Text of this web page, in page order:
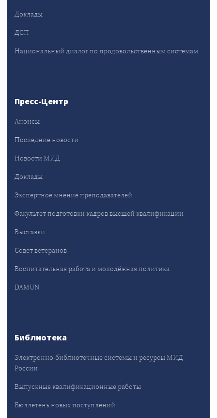
Доклады
ДСП
Национальный диалог по продовольственным системам
Пресс-Центр
Анонсы
Последние новости
Новости МИД
Доклады
Экспертное мнение преподавателей
Факультет подготовки кадров высшей квалификации
Выставки
Совет ветеранов
Воспитательная работа и молодёжная политика
DAMUN
Библиотека
Электронно-библиотечные системы и ресурсы МИД
России
Выпускные квалификационные работы
Бюллетень новых поступлений